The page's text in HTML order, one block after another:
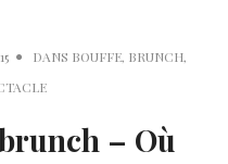
DANS BOUFFE, BRUNCH,
– Où